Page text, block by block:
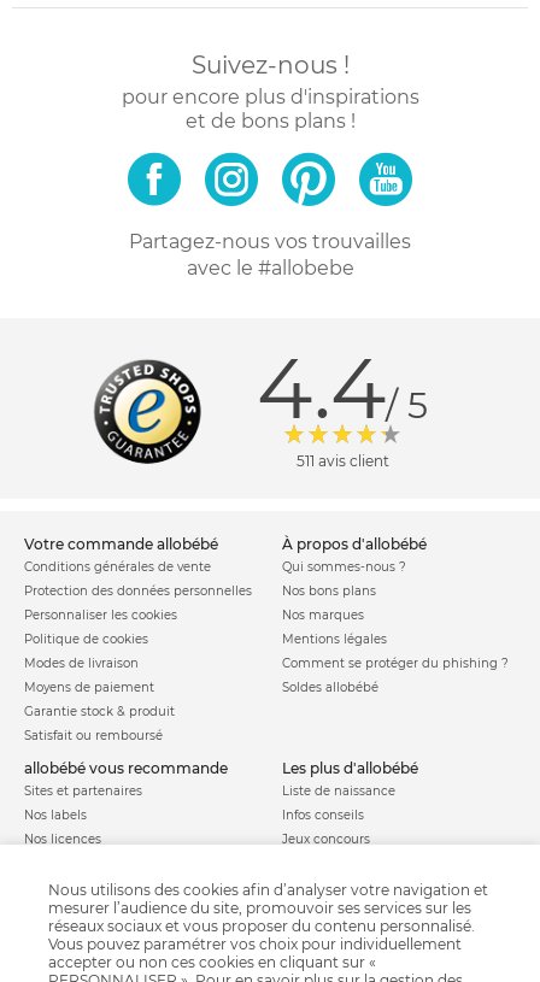
Suivez-nous !
pour encore plus d'inspirations
et de bons plans !
Partagez-nous vos trouvailles
avec le #allobebe
4.4/ 5
511 avis client
votre commande allobébé
Conditions générales de vente
Protection des données personnelles
Personnaliser les cookies
Politique de cookies
Modes de livraison
Moyens de paiement
Garantie stock & produit
Satisfait ou remboursé
à propos d'allobébé
Qui sommes-nous ?
Nos bons plans
Nos marques
Mentions légales
Comment se protéger du phishing ?
Soldes allobébé
allobébé vous recommande
Sites et partenaires
Nos labels
Nos licences
les plus d'allobébé
Liste de naissance
Infos conseils
Jeux concours
Parrainage
Paiement sécurisé
Nous utilisons des cookies afin d’analyser votre navigation et
mesurer l’audience du site, promouvoir ses services sur les
réseaux sociaux et vous proposer du contenu personnalisé.
Vous pouvez paramétrer vos choix pour individuellement
accepter ou non ces cookies en cliquant sur «